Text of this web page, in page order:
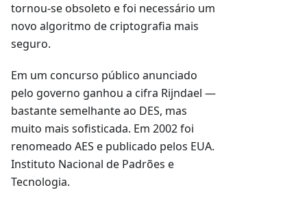
tornou-se obsoleto e foi necessário um
novo algoritmo de criptografia mais
seguro.
Em um concurso público anunciado
pelo governo ganhou a cifra Rijndael —
bastante semelhante ao DES, mas
muito mais sofisticada. Em 2002 foi
renomeado AES e publicado pelos EUA.
Instituto Nacional de Padrões e
Tecnologia.